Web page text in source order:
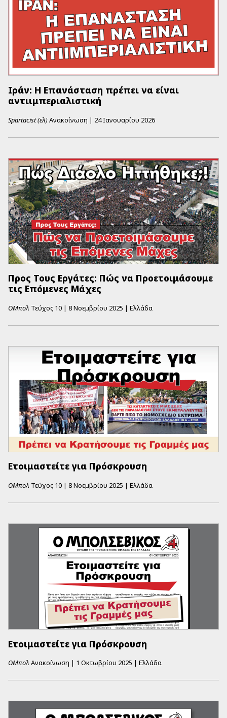
Ιράν: Η Επανάσταση πρέπει να είναι
αντιιμπεριαλιστική
Spartacist (ελ)Ανακοίνωση | 24 Ιανουαρίου 2026
Προς Τους Εργάτες: Πώς να Προετοιμάσουμε
τις Επόμενες Μάχες
ΟΜπολ Τεύχος 10 | 8 Νοεμβρίου 2025 | Ελλάδα
Ετοιμαστείτε για Πρόσκρουση
ΟΜπολ Τεύχος 10 | 8 Νοεμβρίου 2025 | Ελλάδα
Ετοιμαστείτε για Πρόσκρουση
ΟΜπολ Ανακοίνωση | 1 Οκτωβρίου 2025 | Ελλάδα